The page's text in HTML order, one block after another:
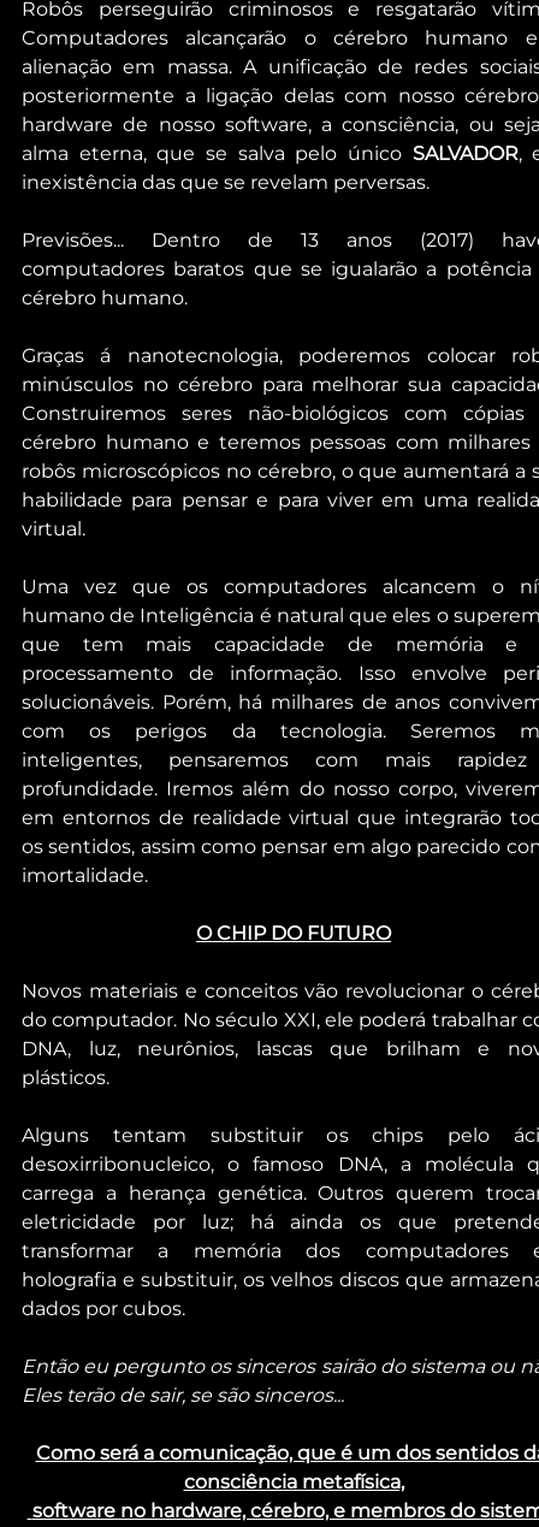
Robôs perseguirão criminosos e resgatarão
Computadores alcançarão o cérebro humano
alienação em massa. A unificação de redes
posteriormente a ligação delas com nosso
hardware de nosso software, a consciência, ou
alma eterna, que se salva pelo único SALVADOR,
inexistência das que se revelam perversas.
Previsões... Dentro de 13 anos (2017)
computadores baratos que se igualarão a potência
cérebro humano.
Graças á nanotecnologia, poderemos colocar
minúsculos no cérebro para melhorar sua
Construiremos seres não-biológicos com cópias
cérebro humano e teremos pessoas com milhares
robôs microscópicos no cérebro, o que aumentará a
habilidade para pensar e para viver em uma
virtual.
Uma vez que os computadores alcancem o
humano de Inteligência é natural que eles o
que tem mais capacidade de memória e
processamento de informação. Isso envolve
solucionáveis. Porém, há milhares de anos
com os perigos da tecnologia. Seremos
inteligentes, pensaremos com mais
profundidade. Iremos além do nosso corpo,
em entornos de realidade virtual que integrarão
os sentidos, assim como pensar em algo parecido
imortalidade.
O CHIP DO FUTURO
Novos materiais e conceitos vão revolucionar o
do computador. No século XXI, ele poderá trabalhar
DNA, luz, neurônios, lascas que brilham e
plásticos.
Alguns tentam substituir os chips pelo
desoxirribonucleico, o famoso DNA, a molécula
carrega a herança genética. Outros querem
eletricidade por luz; há ainda os que
transformar a memória dos computadores
holografia e substituir, os velhos discos que
dados por cubos.
Então eu pergunto os sinceros sairão do sistema ou
Eles terão de sair, se são sinceros...
Como será a comunicação, que é um dos sentidos
consciência metafísica,